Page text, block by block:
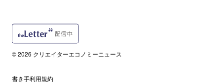
2026.06.21
【音声配信・今週の予測ログ】ドラマがAIの声
2026.06.15
© 2026 クリエイターエコノミーニュース
書き手利用規約